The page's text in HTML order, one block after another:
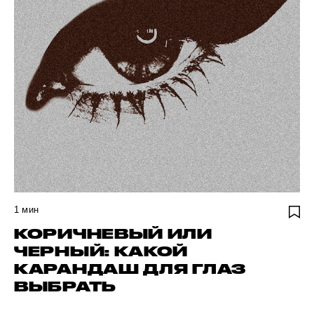
1 мин
КОРИЧНЕВЫЙ ИЛИ
ЧЕРНЫЙ: КАКОЙ
КАРАНДАШ ДЛЯ ГЛАЗ
ВЫБРАТЬ